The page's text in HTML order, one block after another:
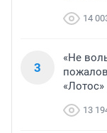
14
3
«Не
13